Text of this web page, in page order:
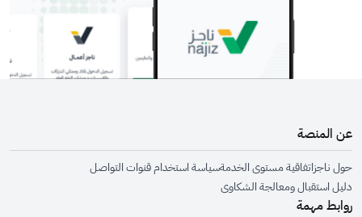
عن المنصة
حول ناجزاتفاقية مستوى الخدمةسياسة استخدام قنوات التواصل
دليل استقبال ومعالجة الشكاوى
روابط مهمة